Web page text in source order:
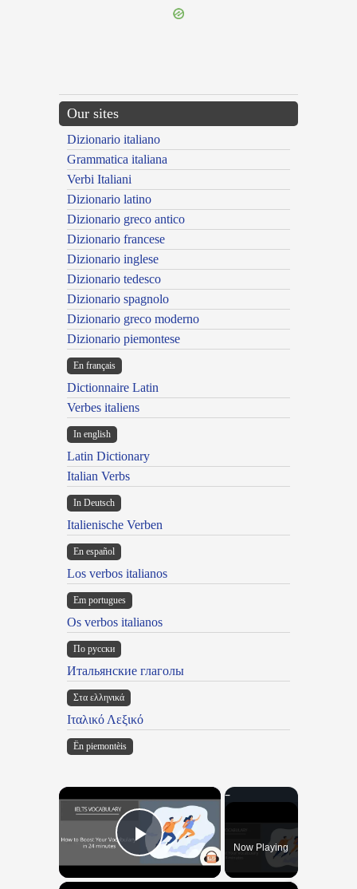
Our sites
Dizionario italiano
Grammatica italiana
Verbi Italiani
Dizionario latino
Dizionario greco antico
Dizionario francese
Dizionario inglese
Dizionario tedesco
Dizionario spagnolo
Dizionario greco moderno
Dizionario piemontese
En français
Dictionnaire Latin
Verbes italiens
In english
Latin Dictionary
Italian Verbs
In Deutsch
Italienische Verben
En español
Los verbos italianos
Em portugues
Os verbos italianos
По русски
Итальянские глаголы
Στα ελληνικά
Ιταλικό Λεξικό
Ën piemontèis
×
Play VideoNow Playing